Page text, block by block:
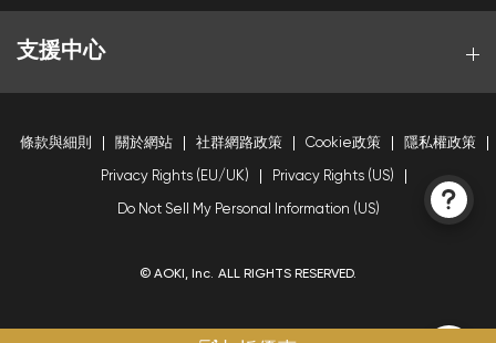
支援中心
條款與細則 關於網站 社群網路政策 Cookie政策 隱私權政策
Privacy Rights (EU/UK) Privacy Rights (US)
Do Not Sell My Personal Information (US)
© AOKI, Inc. ALL RIGHTS RESERVED.